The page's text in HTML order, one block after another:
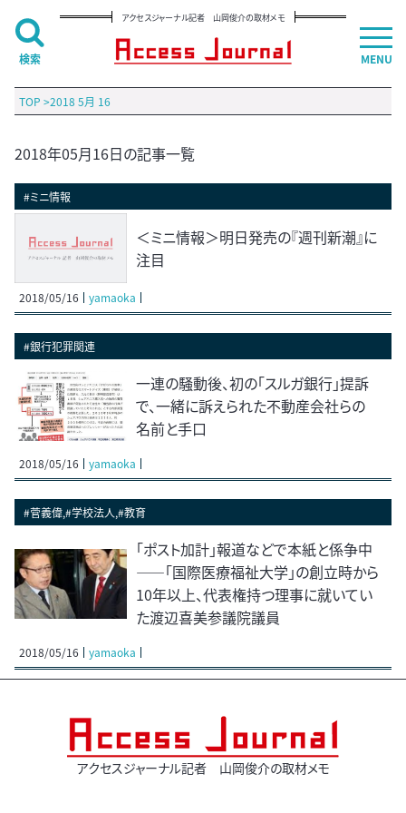
アクセスジャーナル記者 山岡俊介の取材メモ
TOP >2018 5月 16
2018年05月16日の記事一覧
#ミニ情報
＜ミニ情報＞明日発売の『週刊新潮』に
注目
2018/05/16 yamaoka
#銀行犯罪関連
一連の騒動後、初の「スルガ銀行」提訴
で、一緒に訴えられた不動産会社らの
名前と手口
2018/05/16 yamaoka
#菅義偉,#学校法人,#教育
「ポスト加計」報道などで本紙と係争中
――「国際医療福祉大学」の創立時から
10年以上、代表権持つ理事に就いてい
た渡辺喜美参議院議員
2018/05/16 yamaoka
アクセスジャーナル記者 山岡俊介の取材メモ
MENU
検索